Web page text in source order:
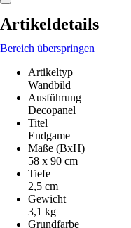
Artikeldetails
Bereich überspringen
Artikeltyp
Wandbild
Ausführung
Decopanel
Titel
Endgame
Maße (BxH)
58 x 90 cm
Tiefe
2,5 cm
Gewicht
3,1 kg
Grundfarbe